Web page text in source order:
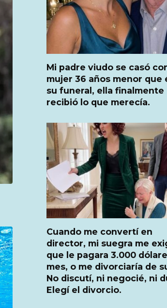
Mi padre viudo se casó
mujer 36 años menor que
su funeral, ella finalmente
recibió lo que merecía.
Cuando me convertí en
director, mi suegra me
que le pagara 3.000
mes, o me divorciaría de
No discutí, ni negocié, ni
Elegí el divorcio.